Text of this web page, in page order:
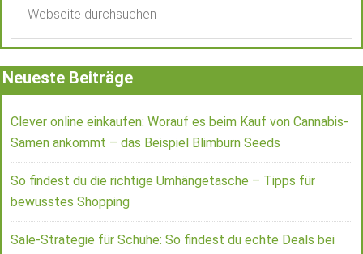
Neueste Beiträge
Clever online einkaufen: Worauf es beim Kauf von Cannabis-
Samen ankommt – das Beispiel Blimburn Seeds
So findest du die richtige Umhängetasche – Tipps für
bewusstes Shopping
Sale-Strategie für Schuhe: So findest du echte Deals bei